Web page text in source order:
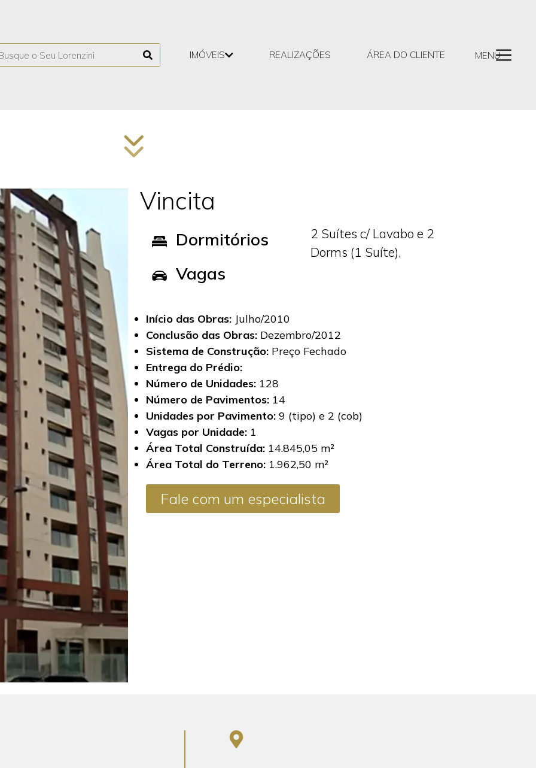
IMÓVEIS REALIZAÇÕES ÁREA DO CLIENTE MENU
Vincita
Dormitórios
Vagas
2 Suítes c/ Lavabo e 2
Dorms (1 Suíte),
Início das Obras: Julho/2010
Conclusão das Obras: Dezembro/2012
Sistema de Construção: Preço Fechado
Entrega do Prédio:
Número de Unidades: 128
Número de Pavimentos: 14
Unidades por Pavimento: 9 (tipo) e 2 (cob)
Vagas por Unidade: 1
Área Total Construída: 14.845,05 m²
Área Total do Terreno: 1.962,50 m²
Fale com um especialista